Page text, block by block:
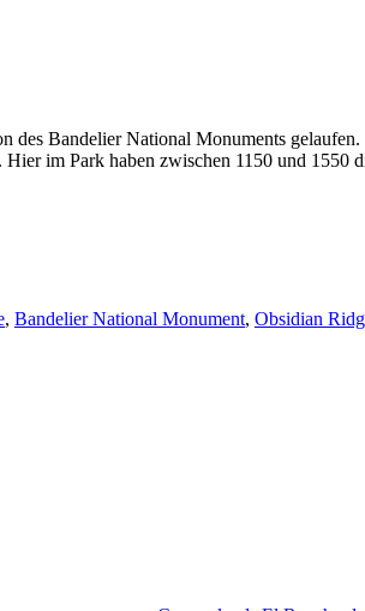
des Bandelier National Monuments
im Park haben zwischen 1150 und
, Bandelier National Monument, Obsidian